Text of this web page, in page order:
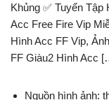
Khủng ✅ Tuyển
Acc Free Fire Vip
Hình Acc FF Vip,
FF Giàu2 Hình Acc
Nguồn hình ảnh: